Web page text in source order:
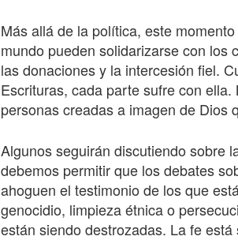
Más allá de la política, este
mundo pueden solidarizarse con los
las donaciones y la intercesión fiel.
Escrituras, cada parte sufre con
personas creadas a imagen de Dios
Algunos seguirán discutiendo sobre
debemos permitir que los debates
ahoguen el testimonio de los que
genocidio, limpieza étnica o
están siendo destrozadas. La fe